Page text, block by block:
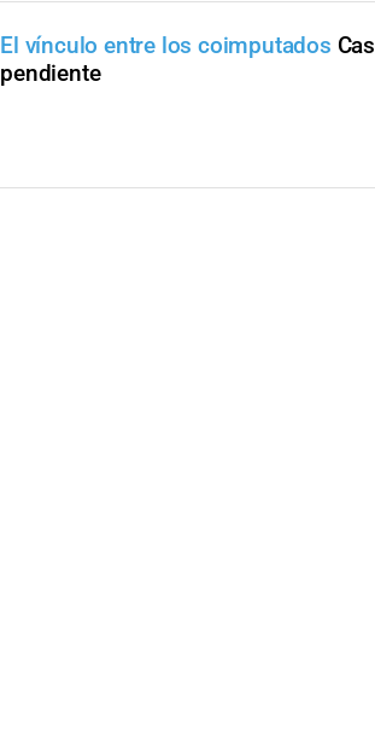
El vínculo entre los coimputados
pendiente